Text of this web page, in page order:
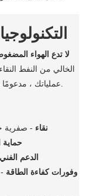
لا تدع الهواء
عملياتك ، مدعومًا بعقود من التميز الهندسي والدعم العالمي.
مضمون من فئة ISO 0 نقاء - صفرية
حماية
الدعم
وفورات كفاءة الطاقة